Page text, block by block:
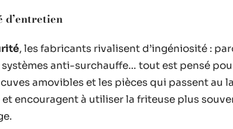
, les fabricants rivalisent d’ingéniosité :
anti-surchauffe… tout est pensé
amovibles et les pièces qui passent au
encouragent à utiliser la friteuse plus